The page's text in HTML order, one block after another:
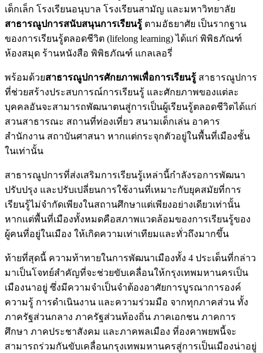
เด็กเล็ก โรงเรียนอนุบาล โรงเรียนสามัญ และมหาวิทยาลัย
สาธารณูปการสนับสนุนการเรียนรู้ ตามอัธยาศัย เป็นรากฐาน
ของการเรียนรู้ตลอดชีวิต (lifelong learning) ได้แก่ พิพิธภัณฑ์
ห้องสมุด ร้านหนังสือ พิพิธภัณฑ์ แกลเลอรี่
พร้อมด้วยสาธารณูปการศักยภาพเพื่อการเรียนรู้ สาธารณูปการ
ที่ช่วยสร้างประสบการณ์การเรียนรู้ และศักยภาพของแต่ละ
บุคคลอันจะสามารถพัฒนาตนสู่การเป็นผู้เรียนรู้ตลอดชีวิตได้แก่
สวนสาธารณะ สถานที่ท่องเที่ยว สนามเด็กเล่น อาคาร
สำนักงาน สถาบันศาสนา หากแต่กระจุกตัวอยู่ในพื้นที่เมืองชั้น
ในเท่านั้น
สาธารณูปการที่ส่งเสริมการเรียนรู้เหล่านี้กำลังรอการพัฒนา
ปรับปรุง และปรับเปลี่ยนการใช้งานที่เหมาะกับยุคสมัยที่การ
เรียนรู้ไม่จำกัดเพียงในสถานศึกษาแต่เพียงอย่างเดียวเท่านั้น
หากแต่พื้นที่เมืองทั้งหมดคือสภาพแวดล้อมของการเรียนรู้ของ
ผู้คนที่อยู่ในเมือง ให้เกิดความเท่าเทียมและทั่วถึงมากขึ้น
ท้ายที่สุดนี้ ความท้าทายในการพัฒนาเมืองทั้ง 4 ประเด็นที่กล่าว
มาเป็นโจทย์สำคัญที่จะช่วยขับเคลื่อนให้กรุงเทพมหานครเป็น
เมืองนาอยู่ ซึ่งมีความจำเป็นจำต้องอาศัยการบูรณาการองค์
ความรู้ การดำเนินงาน และความร่วมมือ จากทุกภาคส่วน ทั้ง
ภาครัฐส่วนกลาง ภาครัฐส่วนท้องถิ่น ภาคเอกชน ภาคการ
ศึกษา ภาคประชาสังคม และภาคพลเมือง ที่องคาพยพนี้จะ
สามารถร่วมกันขับเคลื่อนกรุงเทพมหานครสู่การเป็นเมืองน่าอยู่